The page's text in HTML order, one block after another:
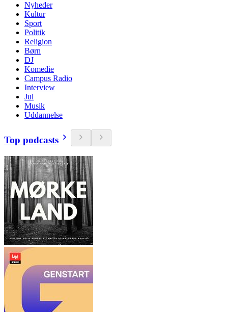
Nyheder
Kultur
Sport
Politik
Religion
Børn
DJ
Komedie
Campus Radio
Interview
Jul
Musik
Uddannelse
Top podcasts